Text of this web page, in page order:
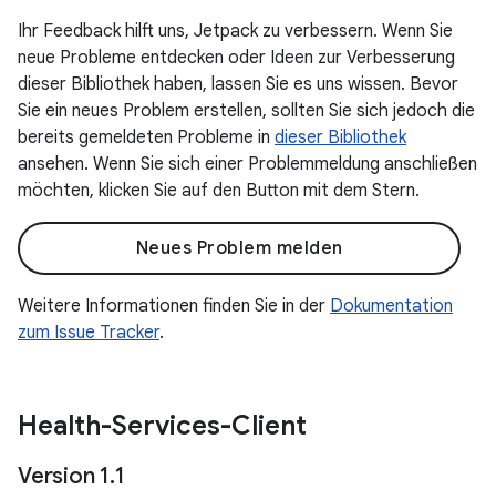
Ihr Feedback hilft uns, Jetpack zu verbessern. Wenn Sie
neue Probleme entdecken oder Ideen zur Verbesserung
dieser Bibliothek haben, lassen Sie es uns wissen. Bevor
Sie ein neues Problem erstellen, sollten Sie sich jedoch die
bereits gemeldeten Probleme in dieser Bibliothek
ansehen. Wenn Sie sich einer Problemmeldung anschließen
möchten, klicken Sie auf den Button mit dem Stern.
Neues Problem melden
Weitere Informationen finden Sie in der Dokumentation
zum Issue Tracker.
Health-Services-Client
Version 1.1